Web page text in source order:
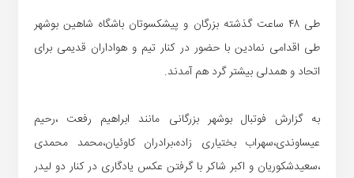
طی ۴۸ ساعت گذشته بزرگان و پیشکسوتان باشگاه شاهین بوشهر
طی اقدامی نمادین با حضور در کنار تیم و هواداران قدیمی برای
اتحاد و همدلی بیشتر گرد هم آمدند.
به گزارش فوتبال بوشهر بزرگانی مانند ابراهیم رفعت ،رحیم
عیساوندی،سهراب بختیاری زاده،برادران کاوئیان،محمد محمدی
،سعیدشکوریان و اکبر شاکر با گرفتن عکس یادگاری در کنار دو لیدر